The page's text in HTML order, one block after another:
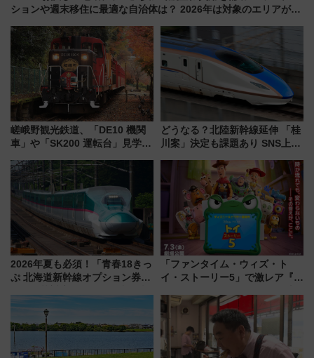
ションや週末移住に最適な自治体は？ 2026年は対象のエリアが拡
嵯峨野観光鉄道、「DE10 機関
車」や「SK200 運転台」見学ツ
トの一環で激レア体験できちゃ
うかも 参加方法やスケジュール
をご紹介
どうなる？北陸新幹線延伸 「桂
川案」決定も課題あり SNS上の
2026年夏も必須！「青春18きっ
ぷ 北海道新幹線オプション券」
の罠
「ファンタイム・ウィズ・ト
イ・ストーリー5」で激レア『ロ
デコレーションも徹底解説